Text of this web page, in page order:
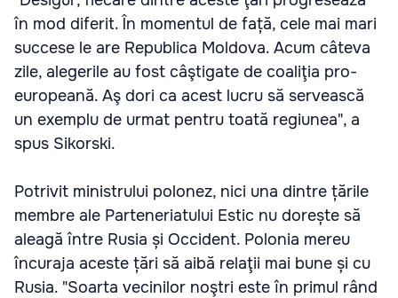
în mod diferit. În momentul de față, cele mai mari
succese le are Republica Moldova. Acum câteva
zile, alegerile au fost câştigate de coaliţia pro-
europeană. Aş dori ca acest lucru să servească
un exemplu de urmat pentru toată regiunea", a
spus Sikorski.
Potrivit ministrului polonez, nici una dintre țările
membre ale Parteneriatului Estic nu dorește să
aleagă între Rusia și Occident. Polonia mereu
încuraja aceste țări să aibă relaţii mai bune și cu
Rusia. "Soarta vecinilor noştri este în primul rând